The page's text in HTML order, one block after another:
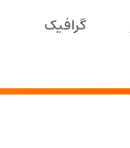
گرافیک